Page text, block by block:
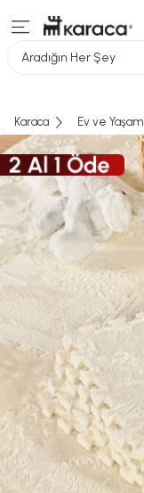
Aradığın Her Şey
Karaca Ev ve Yaşam